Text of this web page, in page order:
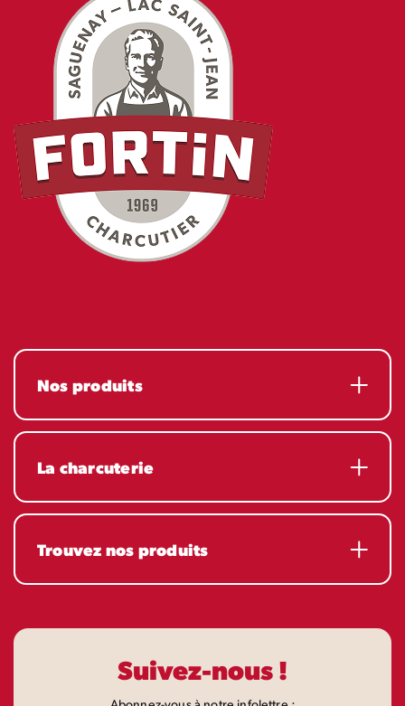
Nos produits
La charcuterie
Trouvez nos produits
Suivez-nous !